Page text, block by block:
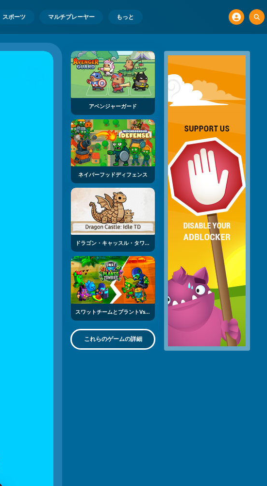
スポーツ マルチプレーヤー もっと
アベンジャーガード
ネイバーフッドディフェンス
ドラゴン・キャッスル・タワーディフェンス
スワットチームとプラントvsゾンビ
これらのゲームの詳細